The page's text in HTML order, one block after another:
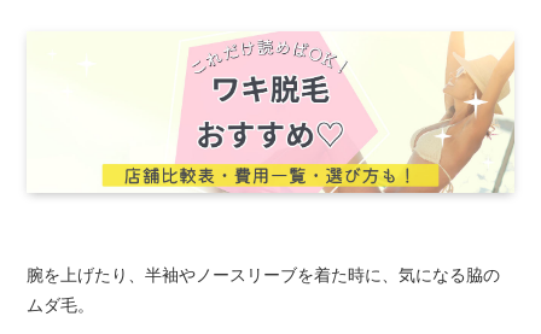
腕を上げたり、半袖やノースリーブを着た時に、気になる脇の
ムダ毛。